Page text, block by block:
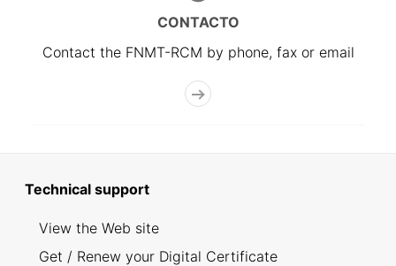
CONTACTO
Contact the FNMT-RCM by phone, fax or email
Technical support
View the Web site
Get / Renew your Digital Certificate